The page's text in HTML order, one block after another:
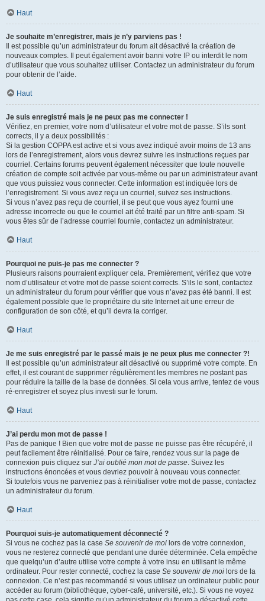
Haut
Je souhaite m’enregistrer, mais je n’y parviens pas !
Il est possible qu’un administrateur du forum ait désactivé la création de
nouveaux comptes. Il peut également avoir banni votre IP ou interdit le nom
d’utilisateur que vous souhaitez utiliser. Contactez un administrateur du forum
pour obtenir de l’aide.
Haut
Je suis enregistré mais je ne peux pas me connecter !
Vérifiez, en premier, votre nom d’utilisateur et votre mot de passe. S’ils sont
corrects, il y a deux possibilités :
Si la gestion COPPA est active et si vous avez indiqué avoir moins de 13 ans
lors de l’enregistrement, alors vous devrez suivre les instructions reçues par
courriel. Certains forums peuvent également nécessiter que toute nouvelle
création de compte soit activée par vous-même ou par un administrateur avant
que vous puissiez vous connecter. Cette information est indiquée lors de
l’enregistrement. Si vous avez reçu un courriel, suivez ses instructions.
Si vous n’avez pas reçu de courriel, il se peut que vous ayez fourni une
adresse incorrecte ou que le courriel ait été traité par un filtre anti-spam. Si
vous êtes sûr de l’adresse courriel fournie, contactez un administrateur.
Haut
Pourquoi ne puis-je pas me connecter ?
Plusieurs raisons pourraient expliquer cela. Premièrement, vérifiez que votre
nom d’utilisateur et votre mot de passe soient corrects. S’ils le sont, contactez
un administrateur du forum pour vérifier que vous n’avez pas été banni. Il est
également possible que le propriétaire du site Internet ait une erreur de
configuration de son côté, et qu’il devra la corriger.
Haut
Je me suis enregistré par le passé mais je ne peux plus me connecter ?!
Il est possible qu’un administrateur ait désactivé ou supprimé votre compte. En
effet, il est courant de supprimer régulièrement les membres ne postant pas
pour réduire la taille de la base de données. Si cela vous arrive, tentez de vous
ré-enregistrer et soyez plus investi sur le forum.
Haut
J’ai perdu mon mot de passe !
Pas de panique ! Bien que votre mot de passe ne puisse pas être récupéré, il
peut facilement être réinitialisé. Pour ce faire, rendez vous sur la page de
connexion puis cliquez sur J’ai oublié mon mot de passe. Suivez les
instructions énoncées et vous devriez pouvoir à nouveau vous connecter.
Si toutefois vous ne parveniez pas à réinitialiser votre mot de passe, contactez
un administrateur du forum.
Haut
Pourquoi suis-je automatiquement déconnecté ?
Si vous ne cochez pas la case Se souvenir de moi lors de votre connexion,
vous ne resterez connecté que pendant une durée déterminée. Cela empêche
que quelqu’un d’autre utilise votre compte à votre insu en utilisant le même
ordinateur. Pour rester connecté, cochez la case Se souvenir de moi lors de la
connexion. Ce n’est pas recommandé si vous utilisez un ordinateur public pour
accéder au forum (bibliothèque, cyber-café, université, etc.). Si vous ne voyez